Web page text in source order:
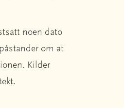
noen dato
om at
Kilder